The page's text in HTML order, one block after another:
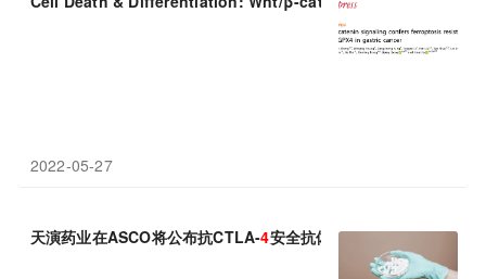
2022-05-27
天演药业在ASCO将公布抗CTLA-4安全抗体ADG126单一疗法剂